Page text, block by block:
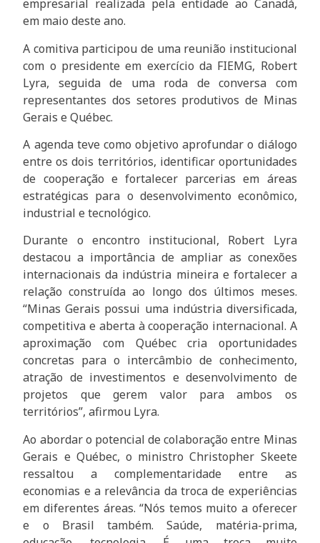
empresarial realizada pela entidade ao Canadá,
em maio deste ano.
A comitiva participou de uma reunião institucional
com o presidente em exercício da FIEMG, Robert
Lyra, seguida de uma roda de conversa com
representantes dos setores produtivos de Minas
Gerais e Québec.
A agenda teve como objetivo aprofundar o diálogo
entre os dois territórios, identificar oportunidades
de cooperação e fortalecer parcerias em áreas
estratégicas para o desenvolvimento econômico,
industrial e tecnológico.
Durante o encontro institucional, Robert Lyra
destacou a importância de ampliar as conexões
internacionais da indústria mineira e fortalecer a
relação construída ao longo dos últimos meses.
“Minas Gerais possui uma indústria diversificada,
competitiva e aberta à cooperação internacional. A
aproximação com Québec cria oportunidades
concretas para o intercâmbio de conhecimento,
atração de investimentos e desenvolvimento de
projetos que gerem valor para ambos os
territórios”, afirmou Lyra.
Ao abordar o potencial de colaboração entre Minas
Gerais e Québec, o ministro Christopher Skeete
ressaltou a complementaridade entre as
economias e a relevância da troca de experiências
em diferentes áreas. “Nós temos muito a oferecer
e o Brasil também. Saúde, matéria-prima,